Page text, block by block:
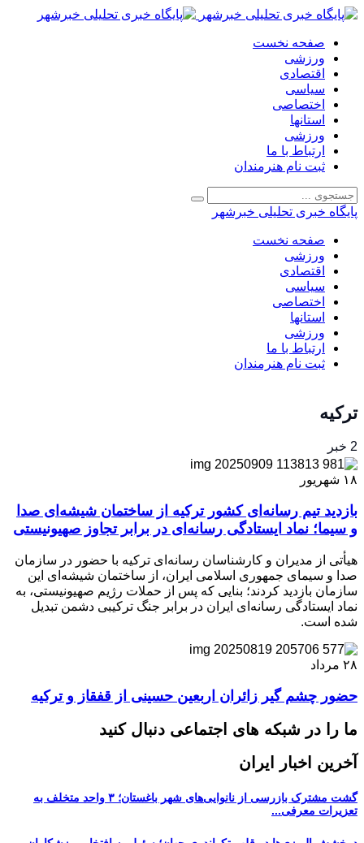
صفحه نخست
ورزشی
اقتصادی
سیاسی
اختصاصی
استانها
ورزشی
ارتباط با ما
ثبت نام هنرمندان
پایگاه خبری تحلیلی خبرشهر
صفحه نخست
ورزشی
اقتصادی
سیاسی
اختصاصی
استانها
ورزشی
ارتباط با ما
ثبت نام هنرمندان
ترکیه
2 خبر
۱۸ شهریور
بازدید تیم رسانه‌ای کشور ترکیه از ساختمان شیشه‌ای صدا
و سیما؛ نماد ایستادگی رسانه‌ای در برابر تجاوز صهیونیستی
هیأتی از مدیران و کارشناسان رسانه‌ای ترکیه با حضور در سازمان
صدا و سیمای جمهوری اسلامی ایران، از ساختمان شیشه‌ای این
سازمان بازدید کردند؛ بنایی که پس از حملات رژیم صهیونیستی، به
نماد ایستادگی رسانه‌ای ایران در برابر جنگ ترکیبی دشمن تبدیل
شده است.
۲۸ مرداد
حضور چشم گیر زائران اربعین حسینی از قفقاز و ترکیه
ما را در شبکه های اجتماعی دنبال کنید
آخرین اخبار ایران
گشت مشترک بازرسی از نانوایی‌های شهر باغستان؛ ۳ واحد متخلف به
تعزیرات معرفی...